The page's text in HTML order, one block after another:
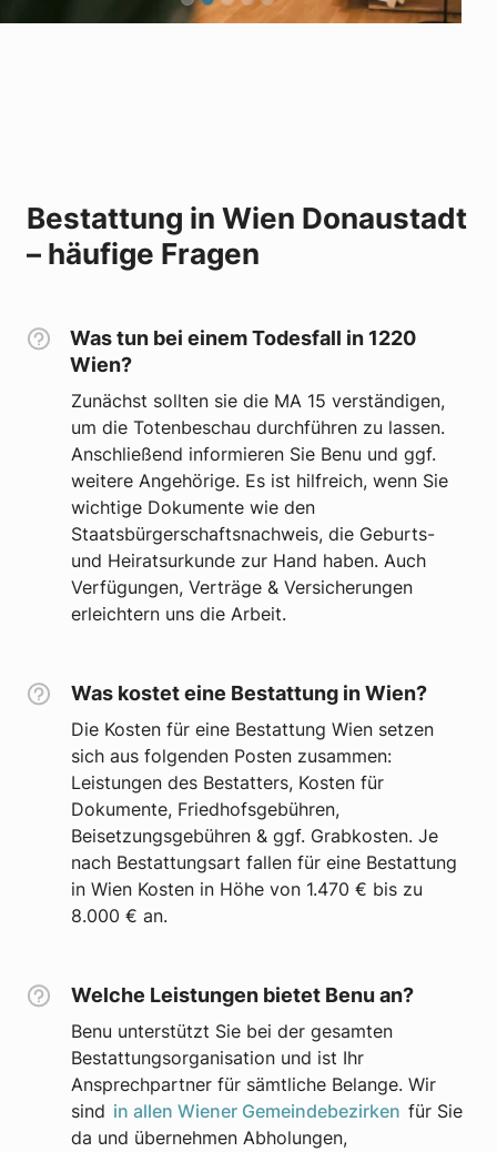
Bestattung in Wien Donaustadt
– häufige Fragen
Was tun bei einem Todesfall in 1220
Wien?
Zunächst sollten sie die MA 15 verständigen,
um die Totenbeschau durchführen zu lassen.
Anschließend informieren Sie Benu und ggf.
weitere Angehörige. Es ist hilfreich, wenn Sie
wichtige Dokumente wie den
Staatsbürgerschaftsnachweis, die Geburts-
und Heiratsurkunde zur Hand haben. Auch
Verfügungen, Verträge & Versicherungen
erleichtern uns die Arbeit.
Was kostet eine Bestattung in Wien?
Die Kosten für eine Bestattung Wien setzen
sich aus folgenden Posten zusammen:
Leistungen des Bestatters, Kosten für
Dokumente, Friedhofsgebühren,
Beisetzungsgebühren & ggf. Grabkosten. Je
nach Bestattungsart fallen für eine Bestattung
in Wien Kosten in Höhe von 1.470 € bis zu
8.000 € an.
Welche Leistungen bietet Benu an?
Benu unterstützt Sie bei der gesamten
Bestattungsorganisation und ist Ihr
Ansprechpartner für sämtliche Belange. Wir
sind in allen Wiener Gemeindebezirken für Sie
da und übernehmen Abholungen,